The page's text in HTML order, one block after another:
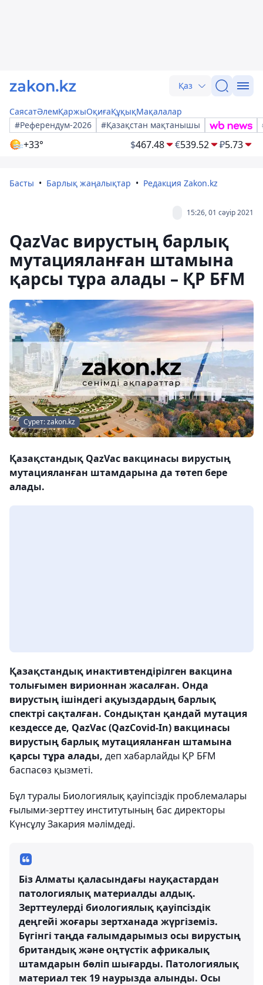
Қаз
СаясатӘлемҚаржыОқиғаҚұқықМақалалар
#Референдум-2026
#Қазақстан мақтанышы
+33° $467.48 €539.52 ₽5.73
Басты Барлық жаңалықтар Редакция Zakon.kz
15:26, 01 сәуір 2021
QazVac вирустың барлық
мутацияланған штамына
қарсы тұра алады – ҚР БҒМ
Сурет: zakon.kz
Қазақстандық QazVac вакцинасы вирустың
мутацияланған штамдарына да төтеп бере
алады.
Қазақстандық инактивтендірілген вакцина
толығымен вирионнан жасалған. Онда
вирустың ішіндегі ақуыздардың барлық
спектрі сақталған. Сондықтан қандай мутация
кездессе де, QazVac (QazCovid-In) вакцинасы
вирустың барлық мутацияланған штамына
қарсы тұра алады, деп хабарлайды ҚР БҒМ
баспасөз қызметі.
Бұл туралы Биологиялық қауіпсіздік проблемалары
ғылыми-зерттеу институтының бас директоры
Күнсұлу Закария мәлімдеді.
Біз Алматы қаласындағы науқастардан
патологиялық материалды алдық.
Зерттеулерді биологиялық қауіпсіздік
деңгейі жоғары зертханада жүргіземіз.
Бүгінгі таңда ғалымдарымыз осы вирустың
британдық және оңтүстік африкалық
штамдарын бөліп шығарды. Патологиялық
материал тек 19 наурызда алынды. Осы